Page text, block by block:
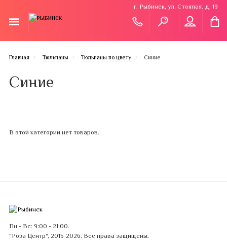
г. Рыбинск, ул. Стоялая, д. 19
Главная Тюльпаны Тюльпаны по цвету Синие
Синие
В этой категории нет товаров.
Пн - Вс: 9:00 - 21:00.
"Роза Центр", 2015-2026. Все права защищены.